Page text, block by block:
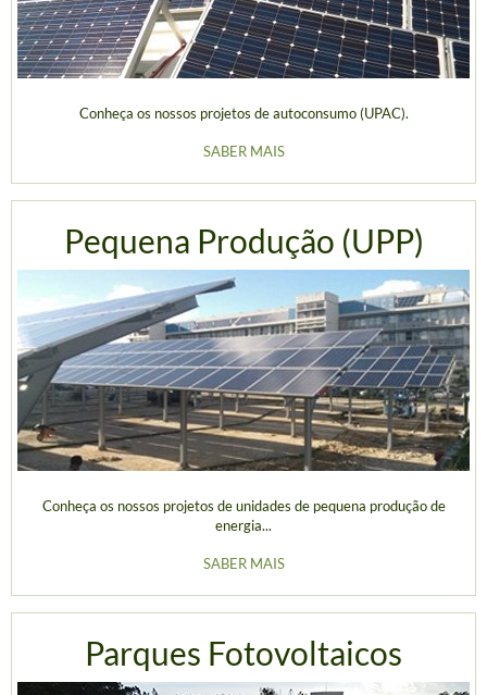
Conheça os nossos projetos de autoconsumo (UPAC).
SABER MAIS
Pequena Produção (UPP)
Conheça os nossos projetos de unidades de pequena produção de
energia...
SABER MAIS
Parques Fotovoltaicos